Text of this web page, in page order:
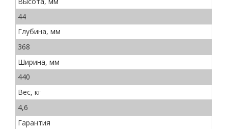
44
Глубина, мм
368
Ширина, мм
440
Вес, кг
4,6
Гарантия